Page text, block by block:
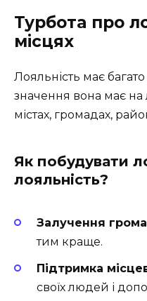
Турбота про
місцях
Лояльність має
значення вона має на
містах, громадах,
Як побудувати
лояльність?
Залучення
тим краще.
Підтримка
своїх людей і